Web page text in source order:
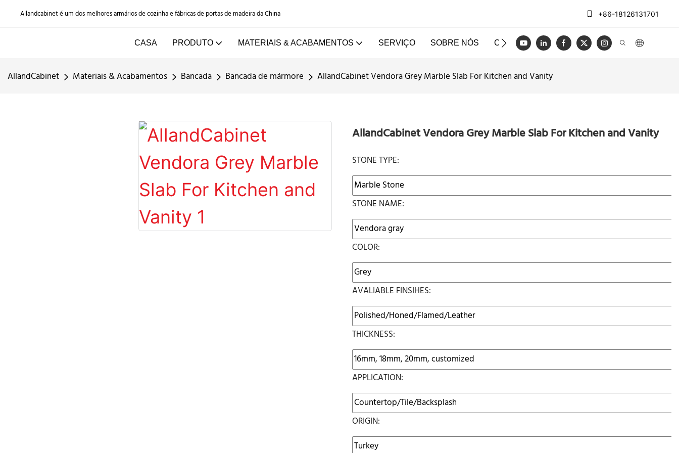
Allandcabinet é um dos melhores armários de cozinha e fábricas de portas de madeira da China +86-18126131701
CASA PRODUTO MATERIAIS & ACABAMENTOS SERVIÇO SOBRE NÓS CASOS BLOG VÍDEO ENTRE EM
AllandCabinet Materiais & Acabamentos Bancada Bancada de mármore AllandCabinet Vendora Grey Marble Slab For Kitchen and Vanity
AllandCabinet Vendora Grey Marble Slab For Kitchen and Vanity
STONE TYPE:
STONE NAME:
COLOR:
AVALIABLE FINSIHES:
THICKNESS:
APPLICATION:
ORIGIN: